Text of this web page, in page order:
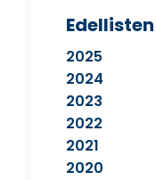
2025
2024
2023
2022
2021
2020